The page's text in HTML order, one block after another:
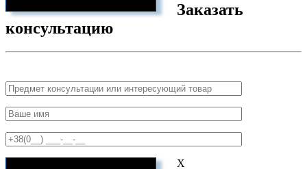
Заказать
консультацию
X